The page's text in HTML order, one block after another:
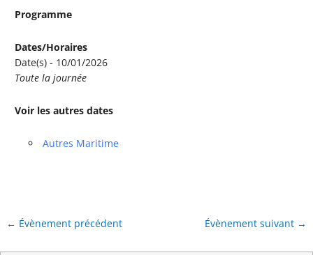
Programme
Dates/Horaires
Date(s) - 10/01/2026
Toute la journée
Voir les autres dates
Autres Maritime
← Évènement précédent Évènement suivant →